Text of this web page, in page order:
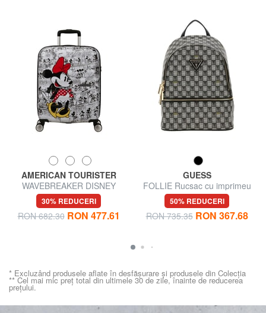
AMERICAN TOURISTER
WAVEBREAKER DISNEY
Cărucior pentru bagaje de
mână
30% REDUCERI
RON 682.30 RON 477.61
GUESS
FOLLIE Rucsac cu imprimeu
Jet Set Logo
50% REDUCERI
RON 735.35 RON 367.68
* Excluzând produsele aflate în desfășurare și produsele din Colecția
** Cel mai mic preț total din ultimele 30 de zile, înainte de reducerea
prețului.